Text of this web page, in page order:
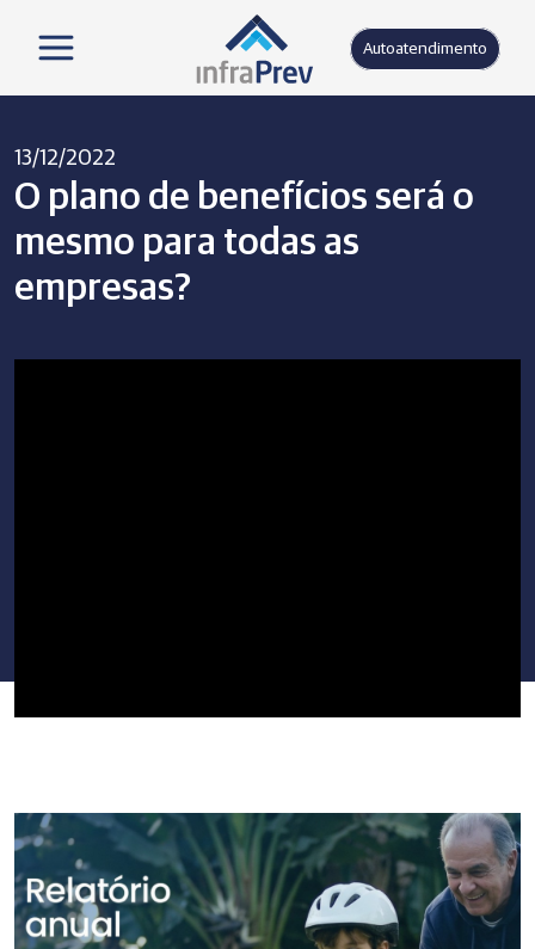
Autoatendimento
13/12/2022
O plano de benefícios será o
mesmo para todas as
empresas?